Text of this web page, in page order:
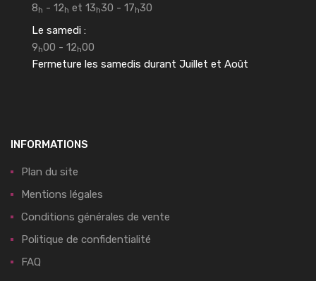
8h - 12h et 13h30 - 17h30
Le samedi :
9h00 - 12h00
Fermeture les samedis durant Juillet et Août
INFORMATIONS
Plan du site
Mentions légales
Conditions générales de vente
Politique de confidentialité
FAQ